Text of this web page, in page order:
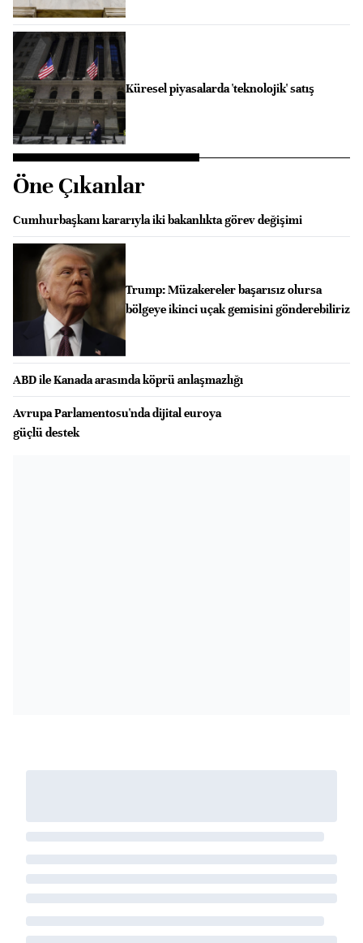
Küresel piyasalarda 'teknolojik' satış
Öne Çıkanlar
Cumhurbaşkanı kararıyla iki bakanlıkta görev değişimi
Trump: Müzakereler başarısız olursa
bölgeye ikinci uçak gemisini gönderebiliriz
ABD ile Kanada arasında köprü anlaşmazlığı
Avrupa Parlamentosu'nda dijital euroya
güçlü destek